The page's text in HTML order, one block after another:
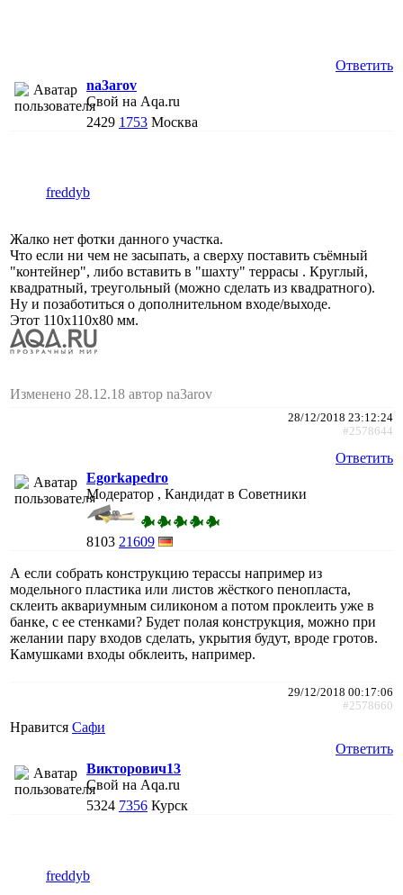
Ответить
na3arov
Свой на Aqa.ru
2429 1753 Москва
freddyb
Жалко нет фотки данного участка.
Что если ни чем не засыпать, а сверху поставить съёмный
"контейнер", либо вставить в "шахту" террасы . Круглый,
квадратный, треугольный (можно сделать из квадратного).
Ну и позаботиться о дополнительном входе/выходе.
Этот 110х110х80 мм.
Изменено 28.12.18 автор na3arov
28/12/2018 23:12:24
#2578644
Ответить
Egorkapedro
Модератор , Кандидат в Советники
8103 21609
А если собрать конструкцию терассы например из
модельного пластика или листов жёсткого пенопласта,
склеить аквариумным силиконом а потом проклеить уже в
банке, с ее стенками? Будет полая конструкция, можно при
желании пару входов сделать, укрытия будут, вроде гротов.
Камушками входы обклеить, например.
29/12/2018 00:17:06
#2578660
Нравится Сафи
Ответить
Викторович13
Свой на Aqa.ru
5324 7356 Курск
freddyb